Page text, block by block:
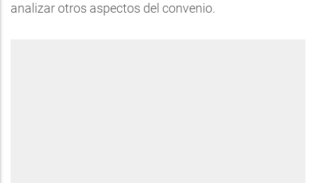
analizar otros aspectos del convenio.